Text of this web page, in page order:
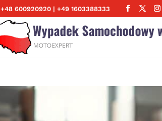
+48 600920920 | +49 1603388333